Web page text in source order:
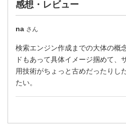
感想・レビュー
na さん
検索エンジン作成までの大体の概
ドもあって具体イメージ掴めて、
用技術がちょっと古めだったりし
たい。